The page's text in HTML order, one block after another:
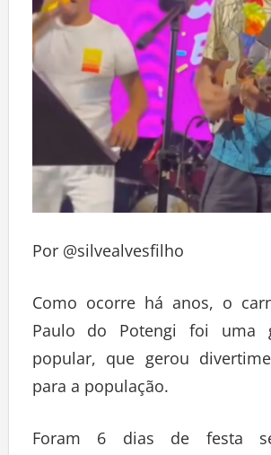
Por @silvealvesfilho
Como ocorre há anos, o
Paulo do Potengi foi uma
popular, que gerou
para a população.
Foram 6 dias de festa